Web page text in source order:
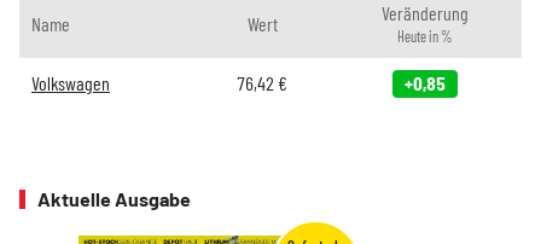
Name Wert Veränderung
Heute in %
Volkswagen 76,42 € +0,85
Aktuelle Ausgabe